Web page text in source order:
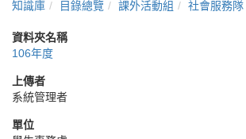
知識庫
目錄總覽 課外活動組 社會服務隊
資料夾名稱
106年度
上傳者
系統管理者
單位